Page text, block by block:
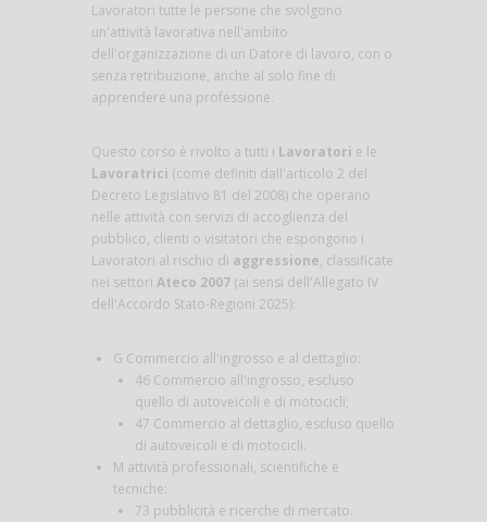
Lavoratori tutte le persone che svolgono
un'attività lavorativa nell'ambito
dell'organizzazione di un Datore di lavoro, con o
senza retribuzione, anche al solo fine di
apprendere una professione.
Questo corso è rivolto a tutti i Lavoratori e le
Lavoratrici (come definiti dall'articolo 2 del
Decreto Legislativo 81 del 2008) che operano
nelle attività con servizi di accoglienza del
pubblico, clienti o visitatori che espongono i
Lavoratori al rischio di aggressione, classificate
nei settori Ateco 2007 (ai sensi dell'Allegato IV
dell'Accordo Stato-Regioni 2025):
G Commercio all'ingrosso e al dettaglio:
46 Commercio all'ingrosso, escluso
quello di autoveicoli e di motocicli;
47 Commercio al dettaglio, escluso quello
di autoveicoli e di motocicli.
M attività professionali, scientifiche e
tecniche:
73 pubblicità e ricerche di mercato.